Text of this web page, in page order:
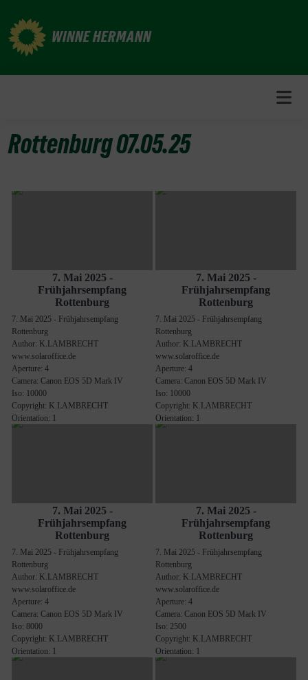
zum
Inhalt
WINNE HERMANN
Rottenburg 07.05.25
7. Mai 2025 -
Frühjahrsempfang
Rottenburg
7. Mai 2025 - Frühjahrsempfang
Rottenburg
Author: K.LAMBRECHT
www.solaroffice.de
Aperture: 4
Camera: Canon EOS 5D Mark IV
Iso: 10000
Copyright: K.LAMBRECHT
Orientation: 1
7. Mai 2025 -
Frühjahrsempfang
Rottenburg
7. Mai 2025 - Frühjahrsempfang
Rottenburg
Author: K.LAMBRECHT
www.solaroffice.de
Aperture: 4
Camera: Canon EOS 5D Mark IV
Iso: 10000
Copyright: K.LAMBRECHT
Orientation: 1
7. Mai 2025 -
Frühjahrsempfang
Rottenburg
7. Mai 2025 - Frühjahrsempfang
Rottenburg
Author: K.LAMBRECHT
www.solaroffice.de
Aperture: 4
Camera: Canon EOS 5D Mark IV
Iso: 8000
Copyright: K.LAMBRECHT
Orientation: 1
7. Mai 2025 -
Frühjahrsempfang
Rottenburg
7. Mai 2025 - Frühjahrsempfang
Rottenburg
Author: K.LAMBRECHT
www.solaroffice.de
Aperture: 4
Camera: Canon EOS 5D Mark IV
Iso: 2500
Copyright: K.LAMBRECHT
Orientation: 1